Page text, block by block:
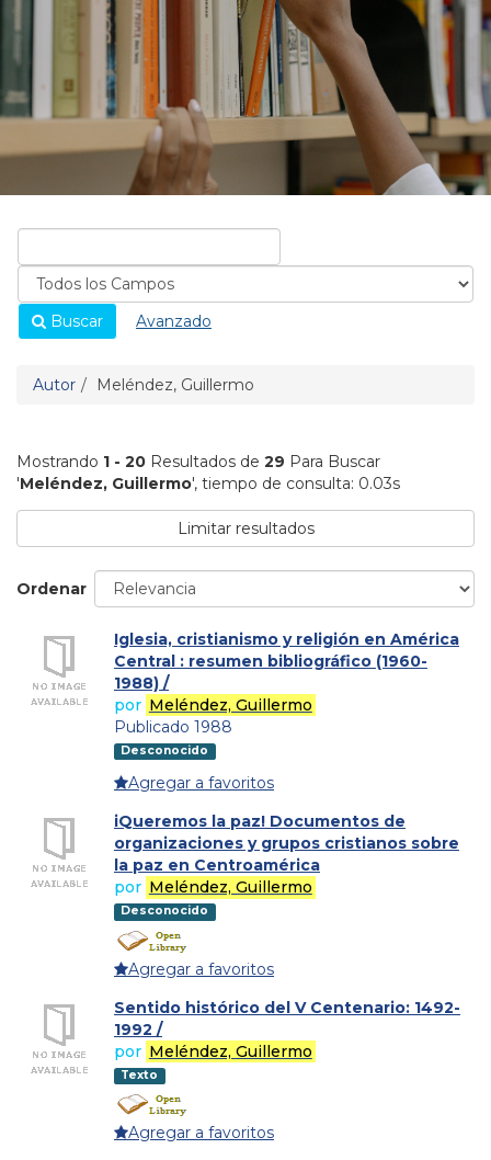
Buscar Avanzado
Autor Meléndez, Guillermo
Mostrando 1 - 20 Resultados de 29 Para Buscar
'Meléndez, Guillermo', tiempo de consulta: 0.03s
Limitar resultados
Ordenar
Iglesia, cristianismo y religión en América
Central : resumen bibliográfico (1960-
1988) /
por Meléndez, Guillermo
Publicado 1988
Desconocido
Agregar a favoritos
iQueremos la paz! Documentos de
organizaciones y grupos cristianos sobre
la paz en Centroamérica
por Meléndez, Guillermo
Desconocido
Agregar a favoritos
Sentido histórico del V Centenario: 1492-
1992 /
por Meléndez, Guillermo
Texto
Agregar a favoritos